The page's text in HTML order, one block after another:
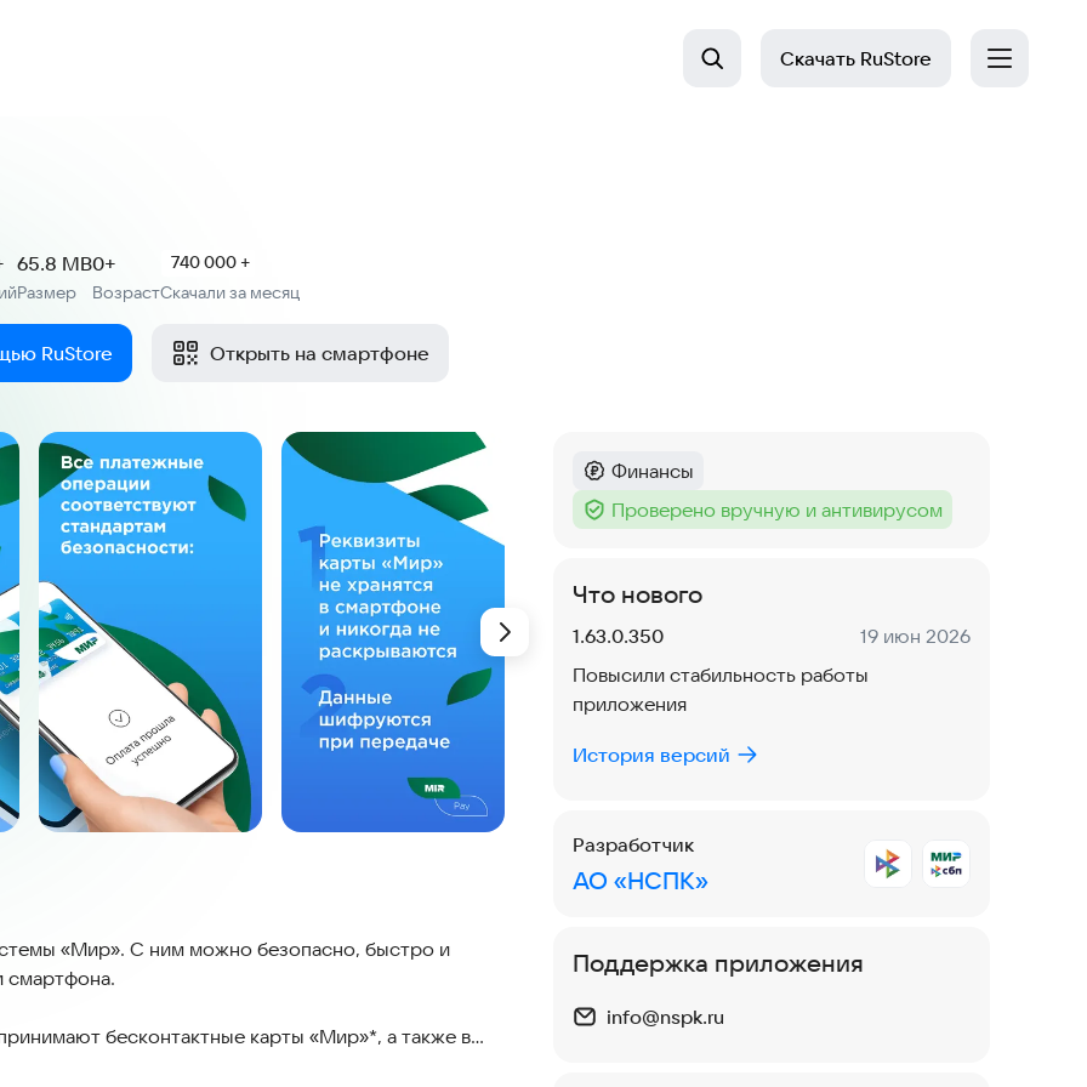
Скачать RuStore
Размер
65.8 MB
Возраст
0+
740 000 +
Скачали за месяц
RuStore Открыть на смартфоне
«Мир». С ним можно безопасно, быстро и
смартфона.
бесконтактные карты «Мир»*, а также в
карты не хранятся в смартфоне: вместо
Категория:
Финансы
Тег :
Проверено вручную и антивирусом
Что нового
Версия:
1.63.0.350 Дата:
19 июн 2026
Повысили стабильность работы
приложения
История версий
Разработчик
АО «НСПК»
Поддержка приложения
info@nspk.ru